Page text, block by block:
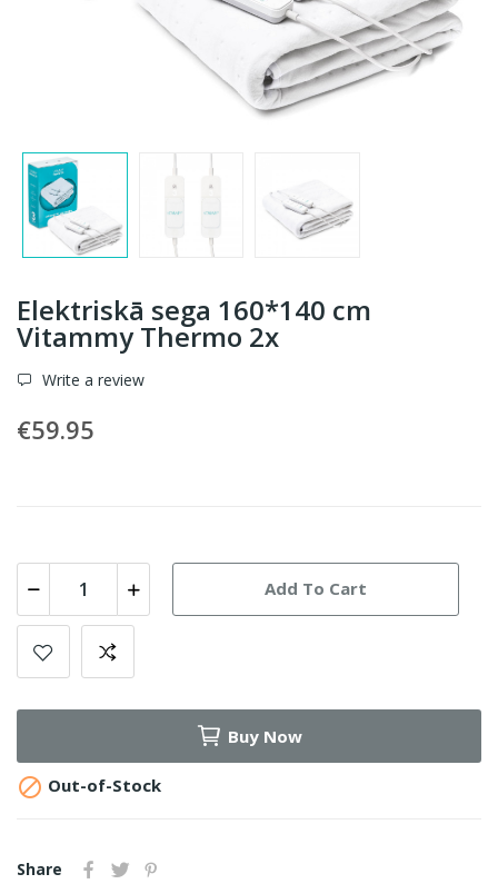
Elektriskā sega 160*140 cm
Vitammy Thermo 2x
Write a review
€59.95
Add To Cart
Buy Now
 Out-of-Stock
Share